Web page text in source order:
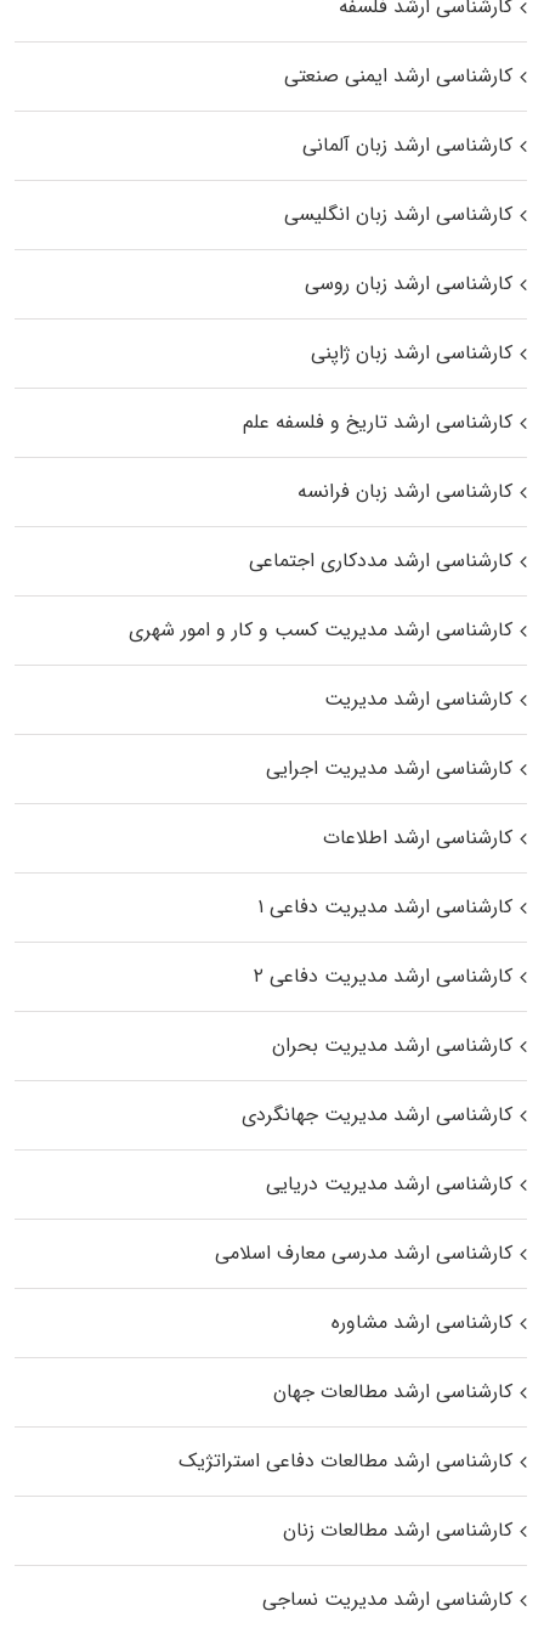
کارشناسی ارشد فلسفه
کارشناسی ارشد ایمنی صنعتی
کارشناسی ارشد زبان آلمانی
کارشناسی ارشد زبان انگلیسی
کارشناسی ارشد زبان روسی
کارشناسی ارشد زبان ژاپنی
کارشناسی ارشد تاریخ و فلسفه علم
کارشناسی ارشد زبان فرانسه
کارشناسی ارشد مددکاری اجتماعی
کارشناسی ارشد مدیریت کسب و کار و امور شهری
کارشناسی ارشد مدیریت
کارشناسی ارشد مدیریت اجرایی
کارشناسی ارشد اطلاعات
کارشناسی ارشد مدیریت دفاعی ۱
کارشناسی ارشد مدیریت دفاعی ۲
کارشناسی ارشد مدیریت بحران
کارشناسی ارشد مدیریت جهانگردی
کارشناسی ارشد مدیریت دریایی
کارشناسی ارشد مدرسی معارف اسلامی
کارشناسی ارشد مشاوره
کارشناسی ارشد مطالعات جهان
کارشناسی ارشد مطالعات دفاعی استراتژیک
کارشناسی ارشد مطالعات زنان
کارشناسی ارشد مدیریت نساجی